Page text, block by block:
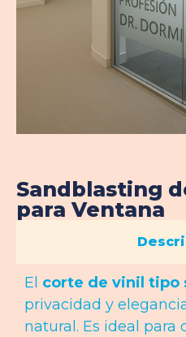
Sandblasting
para Ventana
El corte de vinil tipo
privacidad y
natural. Es ideal para